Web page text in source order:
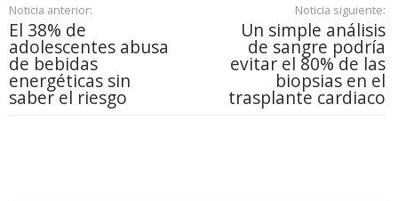
Noticia anterior:
El 38% de
adolescentes abusa
de bebidas
energéticas sin
saber el riesgo
Noticia siguiente:
Un simple análisis
de sangre podría
evitar el 80% de las
biopsias en el
trasplante cardiaco